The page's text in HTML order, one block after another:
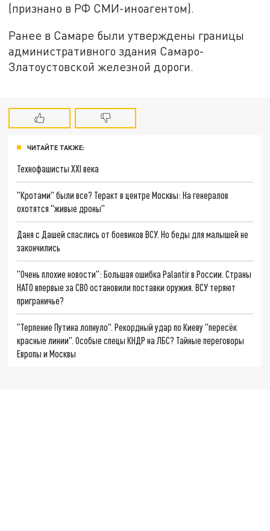
(признано в РФ СМИ-иноагентом).
Ранее в Самаре были утверждены границы
административного здания Самаро-
Златоустовской железной дороги.
ЧИТАЙТЕ ТАКЖЕ:
Технофашисты XXI века
"Кротами" были все? Теракт в центре Москвы: На генералов
охотятся "живые дроны"
Даня с Дашей спаслись от боевиков ВСУ. Но беды для малышей не
закончились
"Очень плохие новости": Большая ошибка Palantir в России. Страны
НАТО впервые за СВО остановили поставки оружия. ВСУ теряют
приграничье?
"Терпение Путина лопнуло". Рекордный удар по Киеву "пересёк
красные линии". Особые спецы КНДР на ЛБС? Тайные переговоры
Европы и Москвы